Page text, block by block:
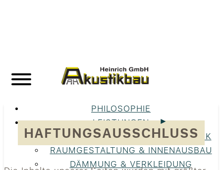
PHILOSOPHIE
LEISTUNGEN
UNSERE LEISTUNGEN IM ÜBERBLICK
RAUMGESTALTUNG & INNENAUSBAU
DÄMMUNG & VERKLEIDUNG
HAFTUNGSAUSSCHLUSS